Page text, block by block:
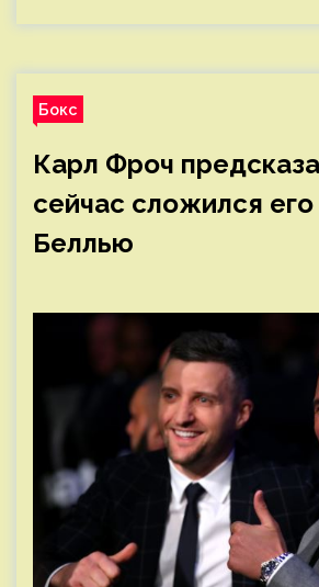
Бокс
Карл Фроч
сейчас сложился
Беллью